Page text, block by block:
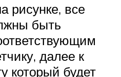
рисунке, все
быть
далее к
который будет